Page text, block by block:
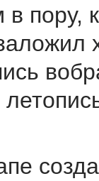
пору,